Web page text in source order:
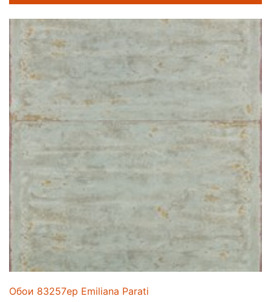
Обои 83257ep Emiliana Parati